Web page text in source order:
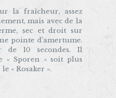
la fraîcheur, assez
mais avec de la
sec et droit sur
pointe d’amertume.
de 10 secondes. Il
« Sporen » soit plus
« Rosaker ».